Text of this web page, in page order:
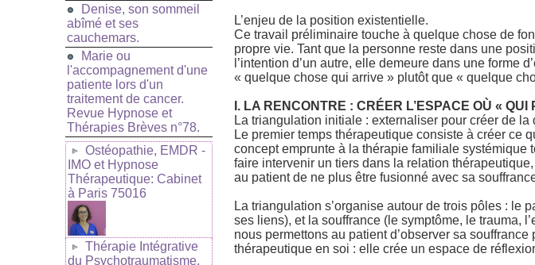
Denise, son sommeil
abîmé et ses
cauchemars.
Marie ou
l'accompagnement d'une
patiente lors d'un
traitement de cancer.
Revue Hypnose et
Thérapies Brèves n°78.
Ostéopathie, EMDR -
IMO et Hypnose
Thérapeutique: Cabinet
à Paris 75016
Thérapie Intégrative
du Psychotraumatisme.
L’enjeu de la position existentielle.
Ce travail préliminaire touche à quelque chose de
propre vie. Tant que la personne reste dans une
l’intention d’un autre, elle demeure dans une forme
« quelque chose qui arrive » plutôt que « quelque
I. LA RENCONTRE : CRÉER L’ESPACE OÙ «
La triangulation initiale : externaliser pour créer de la
Le premier temps thérapeutique consiste à créer ce
concept emprunte à la thérapie familiale systémique
faire intervenir un tiers dans la relation
au patient de ne plus être fusionné avec sa
La triangulation s’organise autour de trois pôles : le
ses liens), et la souffrance (le symptôme, le trauma,
nous permettons au patient d’observer sa
thérapeutique en soi : elle crée un espace de